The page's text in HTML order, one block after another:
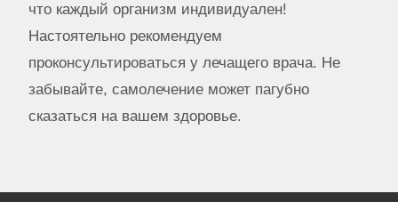
что каждый организм индивидуален!
Настоятельно рекомендуем
проконсультироваться у лечащего врача. Не
забывайте, самолечение может пагубно
сказаться на вашем здоровье.